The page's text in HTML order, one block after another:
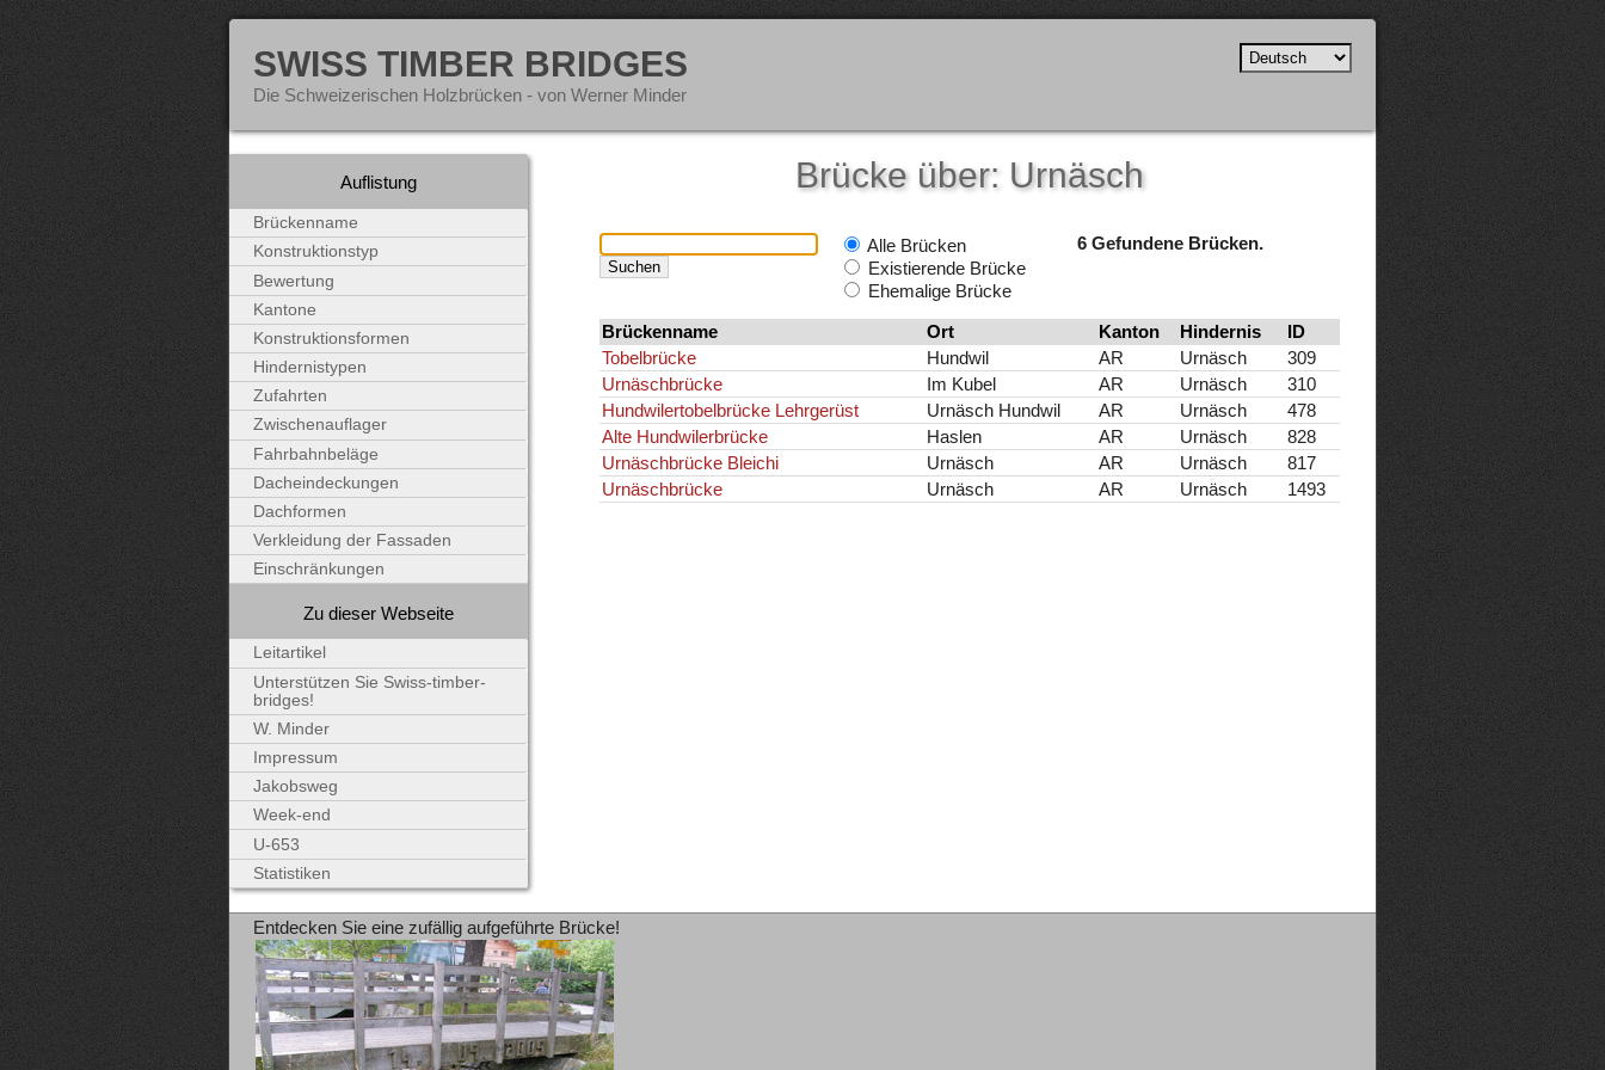
SWISS TIMBER BRIDGES
Die Schweizerischen Holzbrücken - von Werner Minder
Brücke über: Urnäsch
Alle Brücken
Existierende Brücke
Ehemalige Brücke
6 Gefundene Brücken.
Brückenname Ort Kanton Hindernis
ID
Tobelbrücke
Hundwil AR Urnäsch
309
Urnäschbrücke
Im Kubel AR Urnäsch
310
Hundwilertobelbrücke Lehrgerüst
Urnäsch Hundwil AR Urnäsch
478
Alte Hundwilerbrücke
Haslen AR Urnäsch
828
Urnäschbrücke Bleichi
Urnäsch AR Urnäsch
817
Urnäschbrücke
Urnäsch AR Urnäsch 1493
Auflistung
Brückenname
Konstruktionstyp
Bewertung
Kantone
Konstruktionsformen
Hindernistypen
Zufahrten
Zwischenauflager
Fahrbahnbeläge
Dacheindeckungen
Dachformen
Verkleidung der Fassaden
Einschränkungen
Zu dieser Webseite
Leitartikel
Unterstützen Sie Swiss-timber-
bridges!
W. Minder
Impressum
Jakobsweg
Week-end
U-653
Statistiken
Entdecken Sie eine zufällig aufgeführte Brücke!